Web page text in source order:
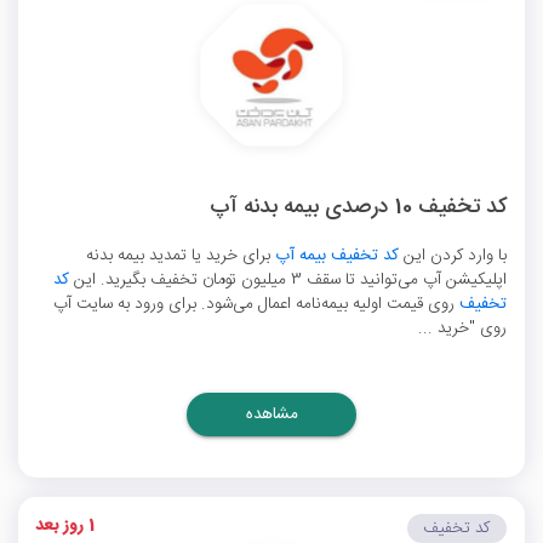
کد تخفیف 10 درصدی بیمه بدنه آپ
با وارد کردن اینکد تخفیف بیمه آپ برای خرید یا تمدید بیمه بدنه
اپلیکیشن آپ می‌توانید تا سقف 3 میلیون تومان تخفیف بگیرید. این
کد
تخفیف روی قیمت اولیه بیمه‌نامه اعمال می‌شود. برای ورود به سایت آپ
روی "خرید ...
مشاهده
کد تخفیف 1 روز بعد